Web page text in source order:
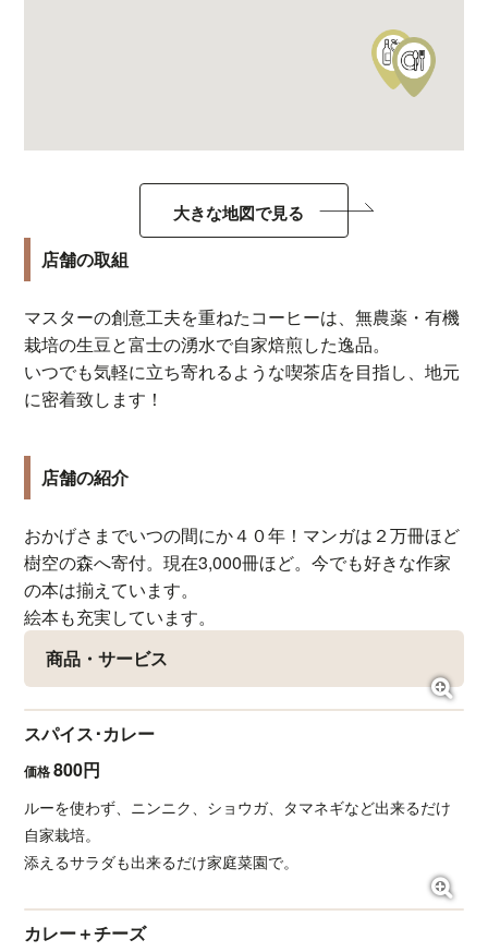
大きな地図で見る
店舗の取組
マスターの創意工夫を重ねたコーヒーは、無農薬・有機
栽培の生豆と富士の湧水で自家焙煎した逸品。
いつでも気軽に立ち寄れるような喫茶店を目指し、地元
に密着致します！
店舗の紹介
おかげさまでいつの間にか４０年！マンガは２万冊ほど
樹空の森へ寄付。現在3,000冊ほど。今でも好きな作家
の本は揃えています。
絵本も充実しています。
商品・サービス
スパイス･カレー
価格800円
ルーを使わず、ニンニク、ショウガ、タマネギなど出来るだけ
自家栽培。
添えるサラダも出来るだけ家庭菜園で。
カレー＋チーズ